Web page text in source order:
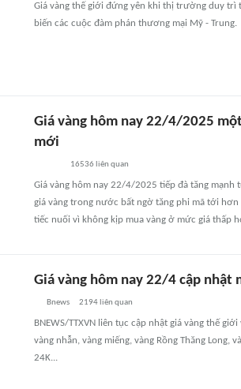
Giá vàng thế giới đứng yên khi thị trường duy trì
biến các cuộc đàm phán thương mại Mỹ - Trung.
Giá vàng hôm nay 22/4/2025
mới
16536 liên quan
Giá vàng hôm nay 22/4/2025 tiếp đà tăng
giá vàng trong nước bất ngờ tăng phi mã tới
tiếc nuối vì không kịp mua vàng ở mức giá thấp
Giá vàng hôm nay 22/4 cập nhật
Bnews 2194 liên quan
BNEWS/TTXVN liên tục cập nhật giá vàng thế
vàng nhẫn, vàng miếng, vàng Rồng Thăng Long,
24K...